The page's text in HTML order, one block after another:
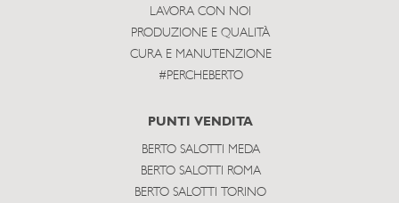
LAVORA CON NOI
PRODUZIONE E QUALITÀ
CURA E MANUTENZIONE
#PERCHEBERTO
PUNTI VENDITA
BERTO SALOTTI MEDA
BERTO SALOTTI ROMA
BERTO SALOTTI TORINO